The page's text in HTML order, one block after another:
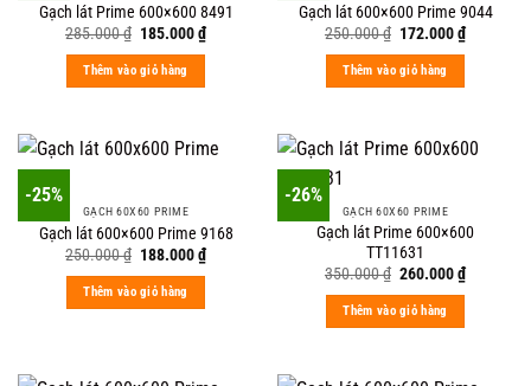
Gạch lát Prime 600×600 8491
285.000₫ Original
was:
285.000 ₫.
185.000₫Current
price
Thêm vào giỏ hàng
Gạch lát 600×600 Prime 9044
250.000₫ Original
was:
250.000 ₫.
172.000₫Current
price
Thêm vào giỏ hàng
-25%
GẠCH 60X60 PRIME
Gạch lát 600×600 Prime 9168
250.000₫ Original
was:
250.000 ₫.
188.000₫Current
price
Thêm vào giỏ hàng
-26%
GẠCH 60X60 PRIME
Gạch lát Prime 600×600
TT11631
350.000₫ Original
was:
350.000 ₫.
260.000₫Current
price
Thêm vào giỏ hàng